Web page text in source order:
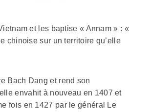
et les baptise « Annam » : «
chinoise sur un territoire qu’elle
Bach Dang et rend son
envahit à nouveau en 1407 et
fois en 1427 par le général Le